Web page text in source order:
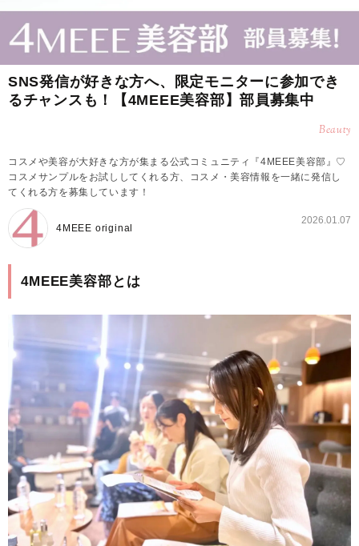
SNS発信が好きな方へ、限定モニターに参加でき
るチャンスも！【4MEEE美容部】部員募集中
Beauty
コスメや美容が大好きな方が集まる公式コミュニティ『4MEEE美容部』♡
コスメサンプルをお試ししてくれる方、コスメ・美容情報を一緒に発信し
てくれる方を募集しています！
4MEEE original
2026.01.07
4MEEE美容部とは